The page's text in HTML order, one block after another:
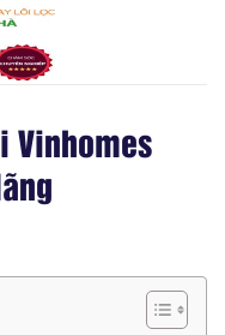
Vinhomes